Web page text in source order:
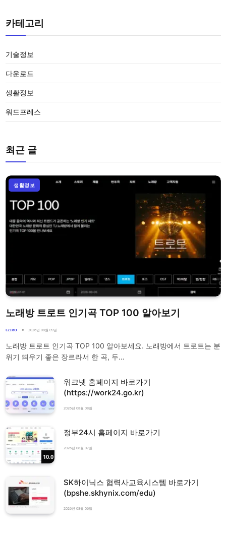
카테고리
기술정보
다운로드
생활정보
워드프레스
최근 글
생활정보
노래방 트로트 인기곡 TOP 100 알아보기
EZIRO 2026년 08월 09일
노래방 트로트 인기곡 TOP 100 알아보세요. 노래방에서 트로트는 분
위기 띄우기 좋은 장르라서 한 곡, 두…
워크넷 홈페이지 바로가기
(https://work24.go.kr)
2026년 08월 08일
10.0
정부24시 홈페이지 바로가기
2026년 08월 07일
SK하이닉스 협력사교육시스템 바로가기
(bpshe.skhynix.com/edu)
2026년 08월 06일